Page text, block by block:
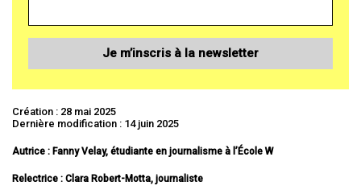
Je m’inscris à la newsletter
Création : 28 mai 2025
Dernière modification : 14 juin 2025
Autrice : Fanny Velay, étudiante en journalisme à l’École W
Relectrice : Clara Robert-Motta, journaliste